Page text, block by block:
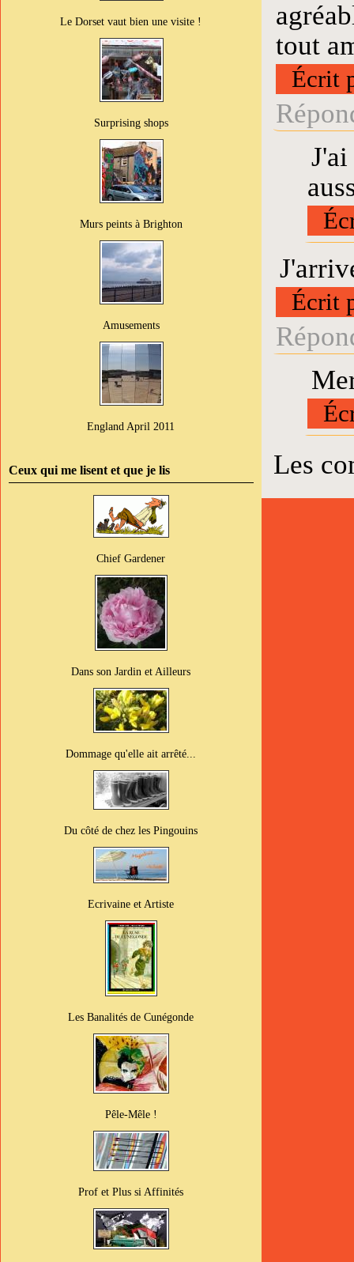
Le Dorset vaut bien une visite !
Surprising shops
Murs peints à Brighton
Amusements
England April 2011
Ceux qui me lisent et que je lis
Chief Gardener
Dans son Jardin et Ailleurs
Dommage qu'elle ait arrêté...
Du côté de chez les Pingouins
Ecrivaine et Artiste
Les Banalités de Cunégonde
Pêle-Mêle !
Prof et Plus si Affinités
tout
Écrit
Écrit
Les